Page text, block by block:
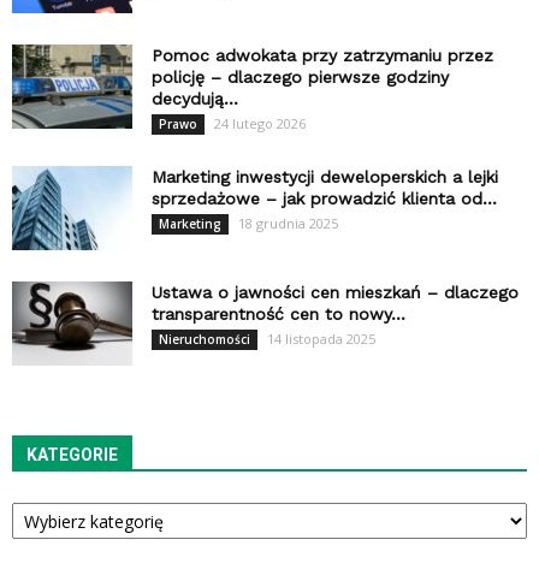
Pomoc adwokata przy zatrzymaniu przez
policję – dlaczego pierwsze godziny
decydują...
Prawo 24 lutego 2026
Marketing inwestycji deweloperskich a lejki
sprzedażowe – jak prowadzić klienta od...
Marketing 18 grudnia 2025
Ustawa o jawności cen mieszkań – dlaczego
transparentność cen to nowy...
Nieruchomości 14 listopada 2025
KATEGORIE
Kategorie